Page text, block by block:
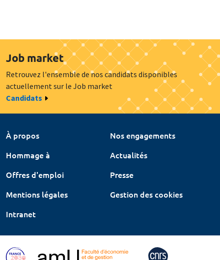
Job market
Retrouvez l'ensemble de nos candidats disponibles
actuellement sur le Job market
Candidats
À propos
Nos engagements
Hommage à
Actualités
Offres d'emploi
Presse
Mentions légales
Gestion des cookies
Intranet